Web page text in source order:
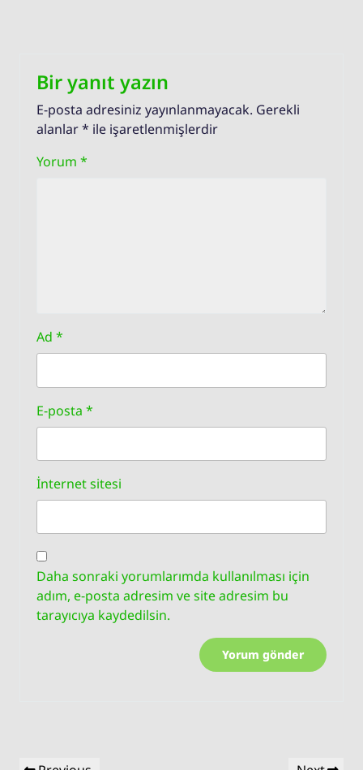
Bir yanıt yazın
E-posta adresiniz yayınlanmayacak. Gerekli
alanlar* ile işaretlenmişlerdir
Yorum *
Ad *
E-posta *
İnternet sitesi
Daha sonraki yorumlarımda kullanılması için
adım, e-posta adresim ve site adresim bu
tarayıcıya kaydedilsin.
Yazı